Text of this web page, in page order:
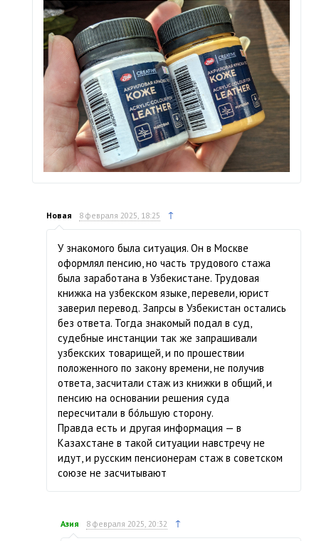
Новая 8 февраля 2025, 18:25 ↑
У знакомого была ситуация. Он в Москве
оформлял пенсию, но часть трудового стажа
была заработана в Узбекистане. Трудовая
книжка на узбекском языке, перевели, юрист
заверил перевод. Запрсы в Узбекистан остались
без ответа. Тогда знакомый подал в суд,
судебные инстанции так же запрашивали
узбекских товарищей, и по прошествии
положенного по закону времени, не получив
ответа, засчитали стаж из книжки в общий, и
пенсию на основании решения суда
пересчитали в бо́льшую сторону.
Правда есть и другая информация — в
Казахстане в такой ситуации навстречу не
идут, и русским пенсионерам стаж в советском
союзе не засчитывают
Азия 8 февраля 2025, 20:32 ↑